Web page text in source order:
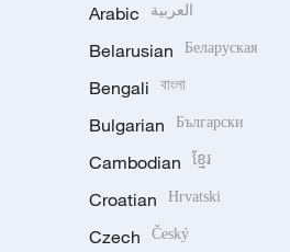
Arabic العربية
Belarusian Беларуская
Bengali বাংলা
Bulgarian Български
Cambodian ខ្មែរ
Croatian Hrvatski
Czech Český